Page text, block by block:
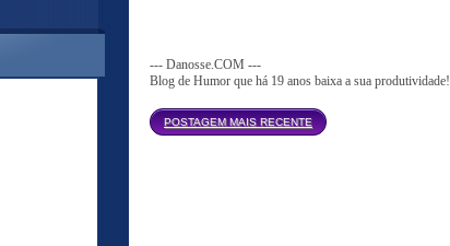
--- Danosse.COM ---
Blog de Humor que há 19 anos baixa a sua produtividade!
POSTAGEM MAIS RECENTE